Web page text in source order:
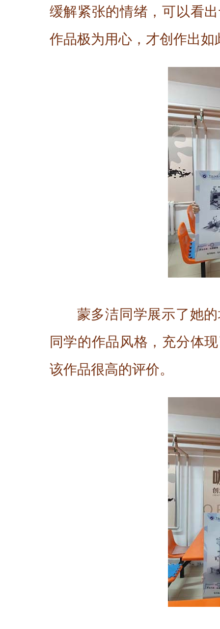
缓解紧张的情绪，可以看
作品极为用心，才创作出
蒙多洁同学展示了她
同学的作品风格，充分体
该作品很高的评价。